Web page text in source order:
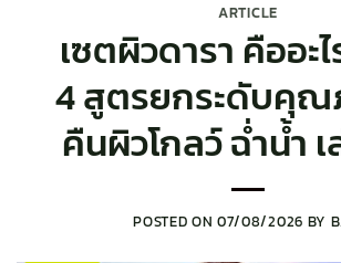
ARTICLE
เซตผิวดารา คืออะ
4 สูตรยกระดับคุ
คืนผิวโกลว์ ฉ่ำน้ำ
POSTED ON07/08/2026 BY